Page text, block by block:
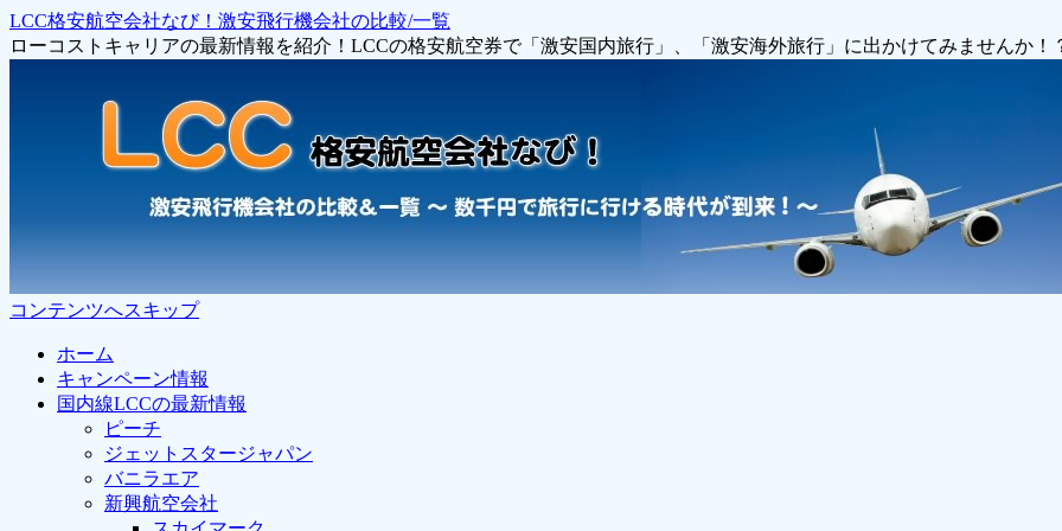
LCC格安航空会社なび！激安飛行機会社の比較/一覧
ローコストキャリアの最新情報を紹介！LCCの格安航空券で「激安国内旅行」、「激安海外旅行」に出かけてみませんか！
コンテンツへスキップ
ホーム
キャンペーン情報
国内線LCCの最新情報
ピーチ
ジェットスタージャパン
バニラエア
新興航空会社